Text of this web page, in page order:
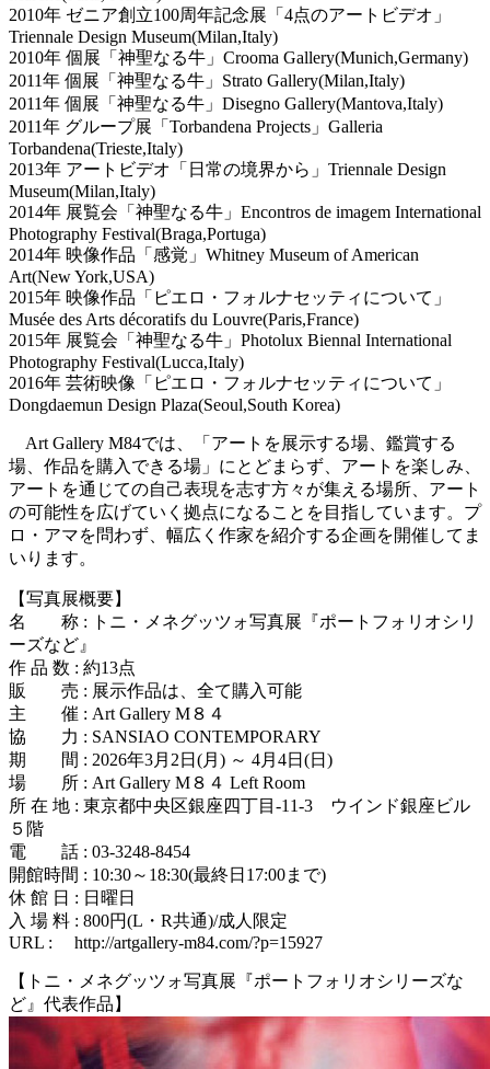
2010年 ゼニア創立100周年記念展「4点のアートビデオ」
Triennale Design Museum(Milan,Italy)
2010年 個展「神聖なる牛」Crooma Gallery(Munich,Germany)
2011年 個展「神聖なる牛」Strato Gallery(Milan,Italy)
2011年 個展「神聖なる牛」Disegno Gallery(Mantova,Italy)
2011年 グループ展「Torbandena Projects」Galleria
Torbandena(Trieste,Italy)
2013年 アートビデオ「日常の境界から」Triennale Design
Museum(Milan,Italy)
2014年 展覧会「神聖なる牛」Encontros de imagem International
Photography Festival(Braga,Portuga)
2014年 映像作品「感覚」Whitney Museum of American
Art(New York,USA)
2015年 映像作品「ピエロ・フォルナセッティについて」
Musée des Arts décoratifs du Louvre(Paris,France)
2015年 展覧会「神聖なる牛」Photolux Biennal International
Photography Festival(Lucca,Italy)
2016年 芸術映像「ピエロ・フォルナセッティについて」
Dongdaemun Design Plaza(Seoul,South Korea)
Art Gallery M84では、「アートを展示する場、鑑賞する
場、作品を購入できる場」にとどまらず、アートを楽しみ、
アートを通じての自己表現を志す方々が集える場所、アート
の可能性を広げていく拠点になることを目指しています。プ
ロ・アマを問わず、幅広く作家を紹介する企画を開催してま
いります。
【写真展概要】
名 称 : トニ・メネグッツォ写真展『ポートフォリオシリ
ーズなど』
作 品 数 : 約13点
販 売 : 展示作品は、全て購入可能
主 催 : Art Gallery M８４
協 力 : SANSIAO CONTEMPORARY
期 間 : 2026年3月2日(月) ～ 4月4日(日)
場 所 : Art Gallery M８４ Left Room
所 在 地 : 東京都中央区銀座四丁目-11-3 ウインド銀座ビル
５階
電 話 : 03-3248-8454
開館時間 : 10:30～18:30(最終日17:00まで)
休 館 日 : 日曜日
入 場 料 : 800円(L・R共通)/成人限定
URL : http://artgallery-m84.com/?p=15927
【トニ・メネグッツォ写真展『ポートフォリオシリーズな
ど』代表作品】